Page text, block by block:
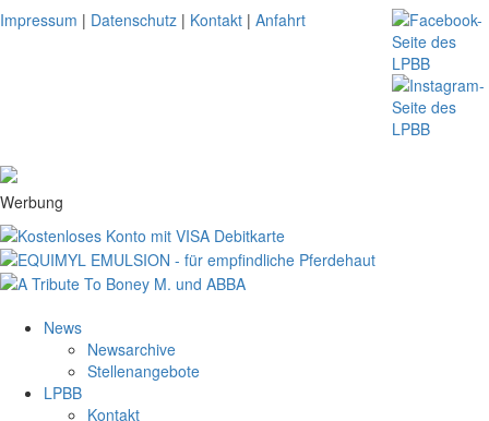
Impressum | Datenschutz | Kontakt | Anfahrt
Werbung
News
Newsarchive
Stellenangebote
LPBB
Kontakt